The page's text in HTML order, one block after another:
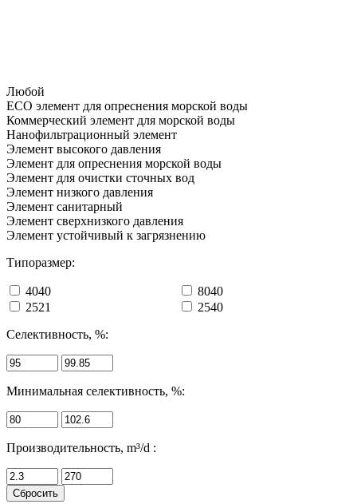
Любой
ECO элемент для опреснения морской воды
Коммерческий элемент для морской воды
Нанофильтрационный элемент
Элемент высокого давления
Элемент для опреснения морской воды
Элемент для очистки сточных вод
Элемент низкого давления
Элемент санитарный
Элемент сверхнизкого давления
Элемент устойчивый к загрязнению
Типоразмер:
4040
8040
2521
2540
Селективность, %:
Минимальная селективность, %:
Производительность, m³/d :
Сбросить